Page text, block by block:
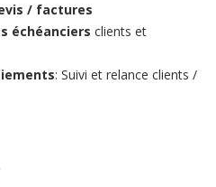
/ factures
échéanciers clients et
: Suivi et relance clients /